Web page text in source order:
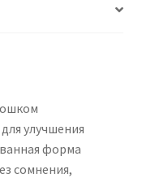
улучшения
форма
сомнения,